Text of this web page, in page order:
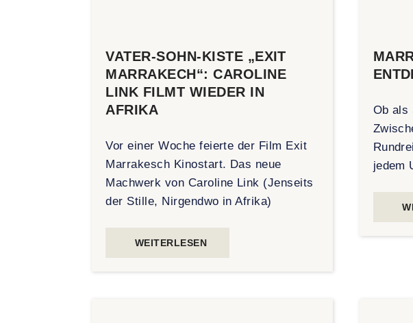
VATER-SOHN-KISTE „EXIT
MARRAKECH“: CAROLINE
LINK FILMT WIEDER IN
AFRIKA
Vor einer Woche feierte der Film Exit
Marrakesch Kinostart. Das neue
Machwerk von Caroline Link (Jenseits
der Stille, Nirgendwo in Afrika)
WEITERLESEN
Ob als
jedem